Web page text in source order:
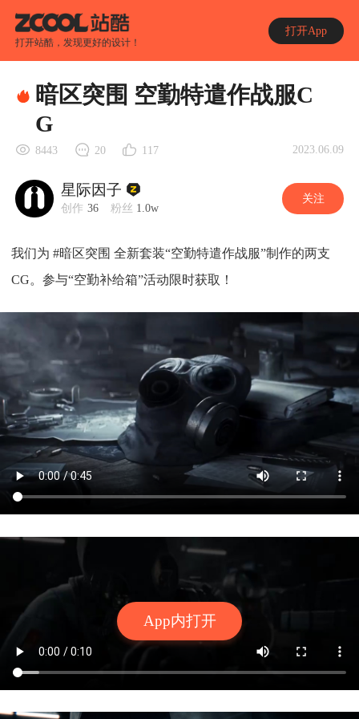
打开站酷，发现更好的设计！
打开App
App内打开
暗区突围 空勤特遣作战服C
G
8443 20 117 2023.06.09
星际因子
创作 36 粉丝 1.0w
关注
我们为 #暗区突围 全新套装“空勤特遣作战服”制作的两支
CG。参与“空勤补给箱”活动限时获取！